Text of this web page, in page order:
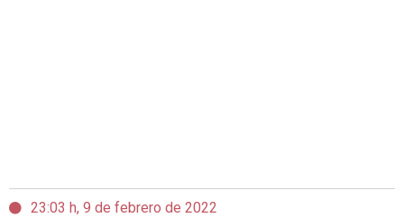
23:03 h, 9 de febrero de 2022